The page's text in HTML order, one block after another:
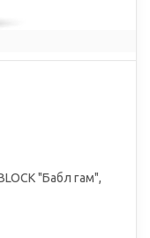
"Бабл гам",